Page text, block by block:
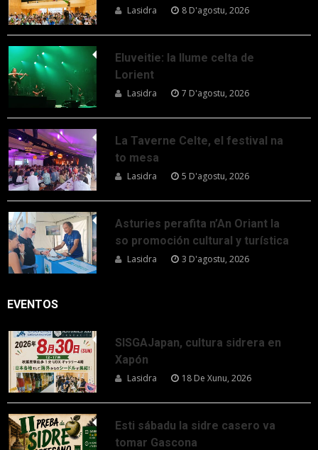
Lasidra 8 D'agostu, 2026
Eluveitie: la llume celta de
Lorient
Lasidra 7 D'agostu, 2026
La Taverne Celte, el festival na
to mesa
Lasidra 5 D'agostu, 2026
Asturies perafita n’An Oriant la
so promoción cultural y turística
Lasidra 3 D'agostu, 2026
EVENTOS
SISGAJapan, cultura sidrera en
Xapón
Lasidra 18 De Xunu, 2026
Esti sábadu la sidre casero va
tomar Gascona